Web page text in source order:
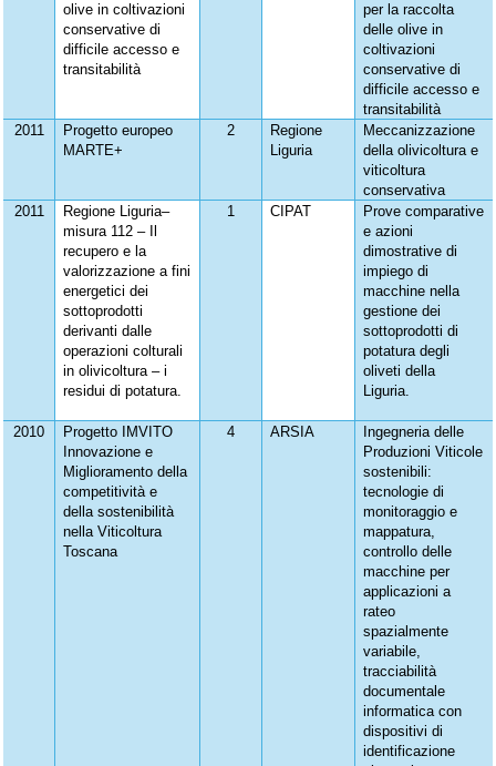
olive in coltivazioni
conservative di
difficile accesso e
transitabilità
per la raccolta
delle olive in
coltivazioni
conservative di
difficile accesso e
transitabilità
2011
Progetto europeo
MARTE+
2
Regione
Liguria
Meccanizzazione
della olivicoltura e
viticoltura
conservativa
2011
Regione Liguria–
misura 112 – Il
recupero e la
valorizzazione a fini
energetici dei
sottoprodotti
derivanti dalle
operazioni colturali
in olivicoltura – i
residui di potatura.
1 CIPAT
Prove comparative
e azioni
dimostrative di
impiego di
macchine nella
gestione dei
sottoprodotti di
potatura degli
oliveti della
Liguria.
2010
Progetto IMVITO
Innovazione e
Miglioramento della
competitività e
della sostenibilità
nella Viticoltura
Toscana
4 ARSIA
Ingegneria delle
Produzioni Viticole
sostenibili:
tecnologie di
monitoraggio e
mappatura,
controllo delle
macchine per
applicazioni a
rateo
spazialmente
variabile,
tracciabilità
documentale
informatica con
dispositivi di
identificazione